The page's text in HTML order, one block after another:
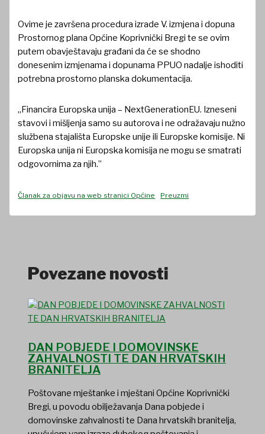
Ovime je završena procedura izrade V. izmjena i dopuna
Prostornog plana Općine Koprivnički Bregi te se ovim
putem obavještavaju građani da će se shodno
donesenim izmjenama i dopunama PPUO nadalje ishoditi
potrebna prostorno planska dokumentacija.
„Financira Europska unija – NextGenerationEU. Izneseni
stavovi i mišljenja samo su autorova i ne odražavaju nužno
službena stajališta Europske unije ili Europske komisije. Ni
Europska unija ni Europska komisija ne mogu se smatrati
odgovornima za njih.”
Članak za objavu na web stranici Općine Preuzmi
Povezane novosti
DAN POBJEDE I DOMOVINSKE
ZAHVALNOSTI TE DAN HRVATSKIH
BRANITELJA
Poštovane mještanke i mještani Općine Koprivnički
Bregi, u povodu obilježavanja Dana pobjede i
domovinske zahvalnosti te Dana hrvatskih branitelja,